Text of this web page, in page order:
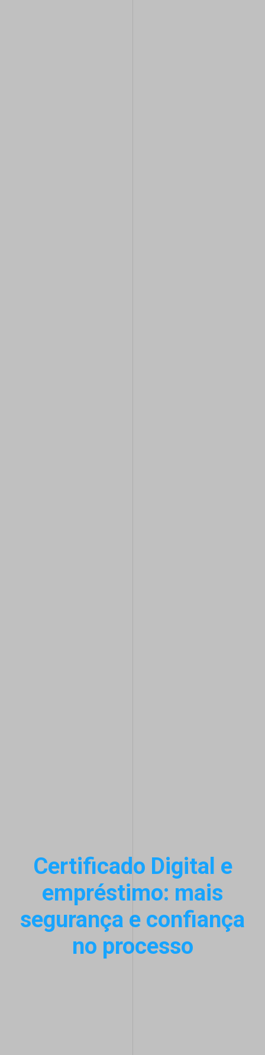
Certificado Digital e
empréstimo: mais
segurança e confiança
no processo